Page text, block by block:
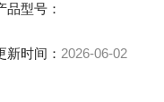
品型号：
新时间： 2026-06-02